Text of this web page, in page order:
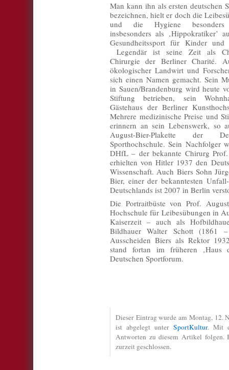
Man kann ihn als ersten deutschen
bezeichnen, hielt er doch die
und die Hygiene
insbesonders als ‚Hippokratiker’
Gesundheitssport für Kinder und
Legendär ist seine Zeit als
Chirurgie der Berliner Charité.
ökologischer Landwirt und
sich einen Namen gemacht. Sein
in Sauen/Brandenburg wird heute
Stiftung betrieben, sein
Gästehaus der Berliner
Mehrere medizinische Preise und
erinnern an sein Lebenswerk, so
August-Bier-Plakette der
Sporthochschule. Sein Nachfolger
DHfL – der bekannte Chirurg
erhielten von Hitler 1937 den
Wissenschaft. Auch Biers Sohn
Bier, einer der bekanntesten
Deutschlands ist 2007 in Berlin
Die Portraitbüste von Prof.
Hochschule für Leibesübungen in
Kaiserzeit – auch als
Bildhauer Walter Schott (1861
Ausscheiden Biers als Rektor
stand fortan im früheren ‚Haus
Deutschen Sportforum.
Dieser Eintrag wurde am Montag, 12.
ist abgelegt unter SportKultur. Mit
Antworten zu diesem Artikel folgen.
zurzeit geschlossen.